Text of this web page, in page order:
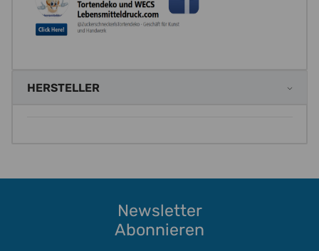
HERSTELLER
Newsletter
Abonnieren